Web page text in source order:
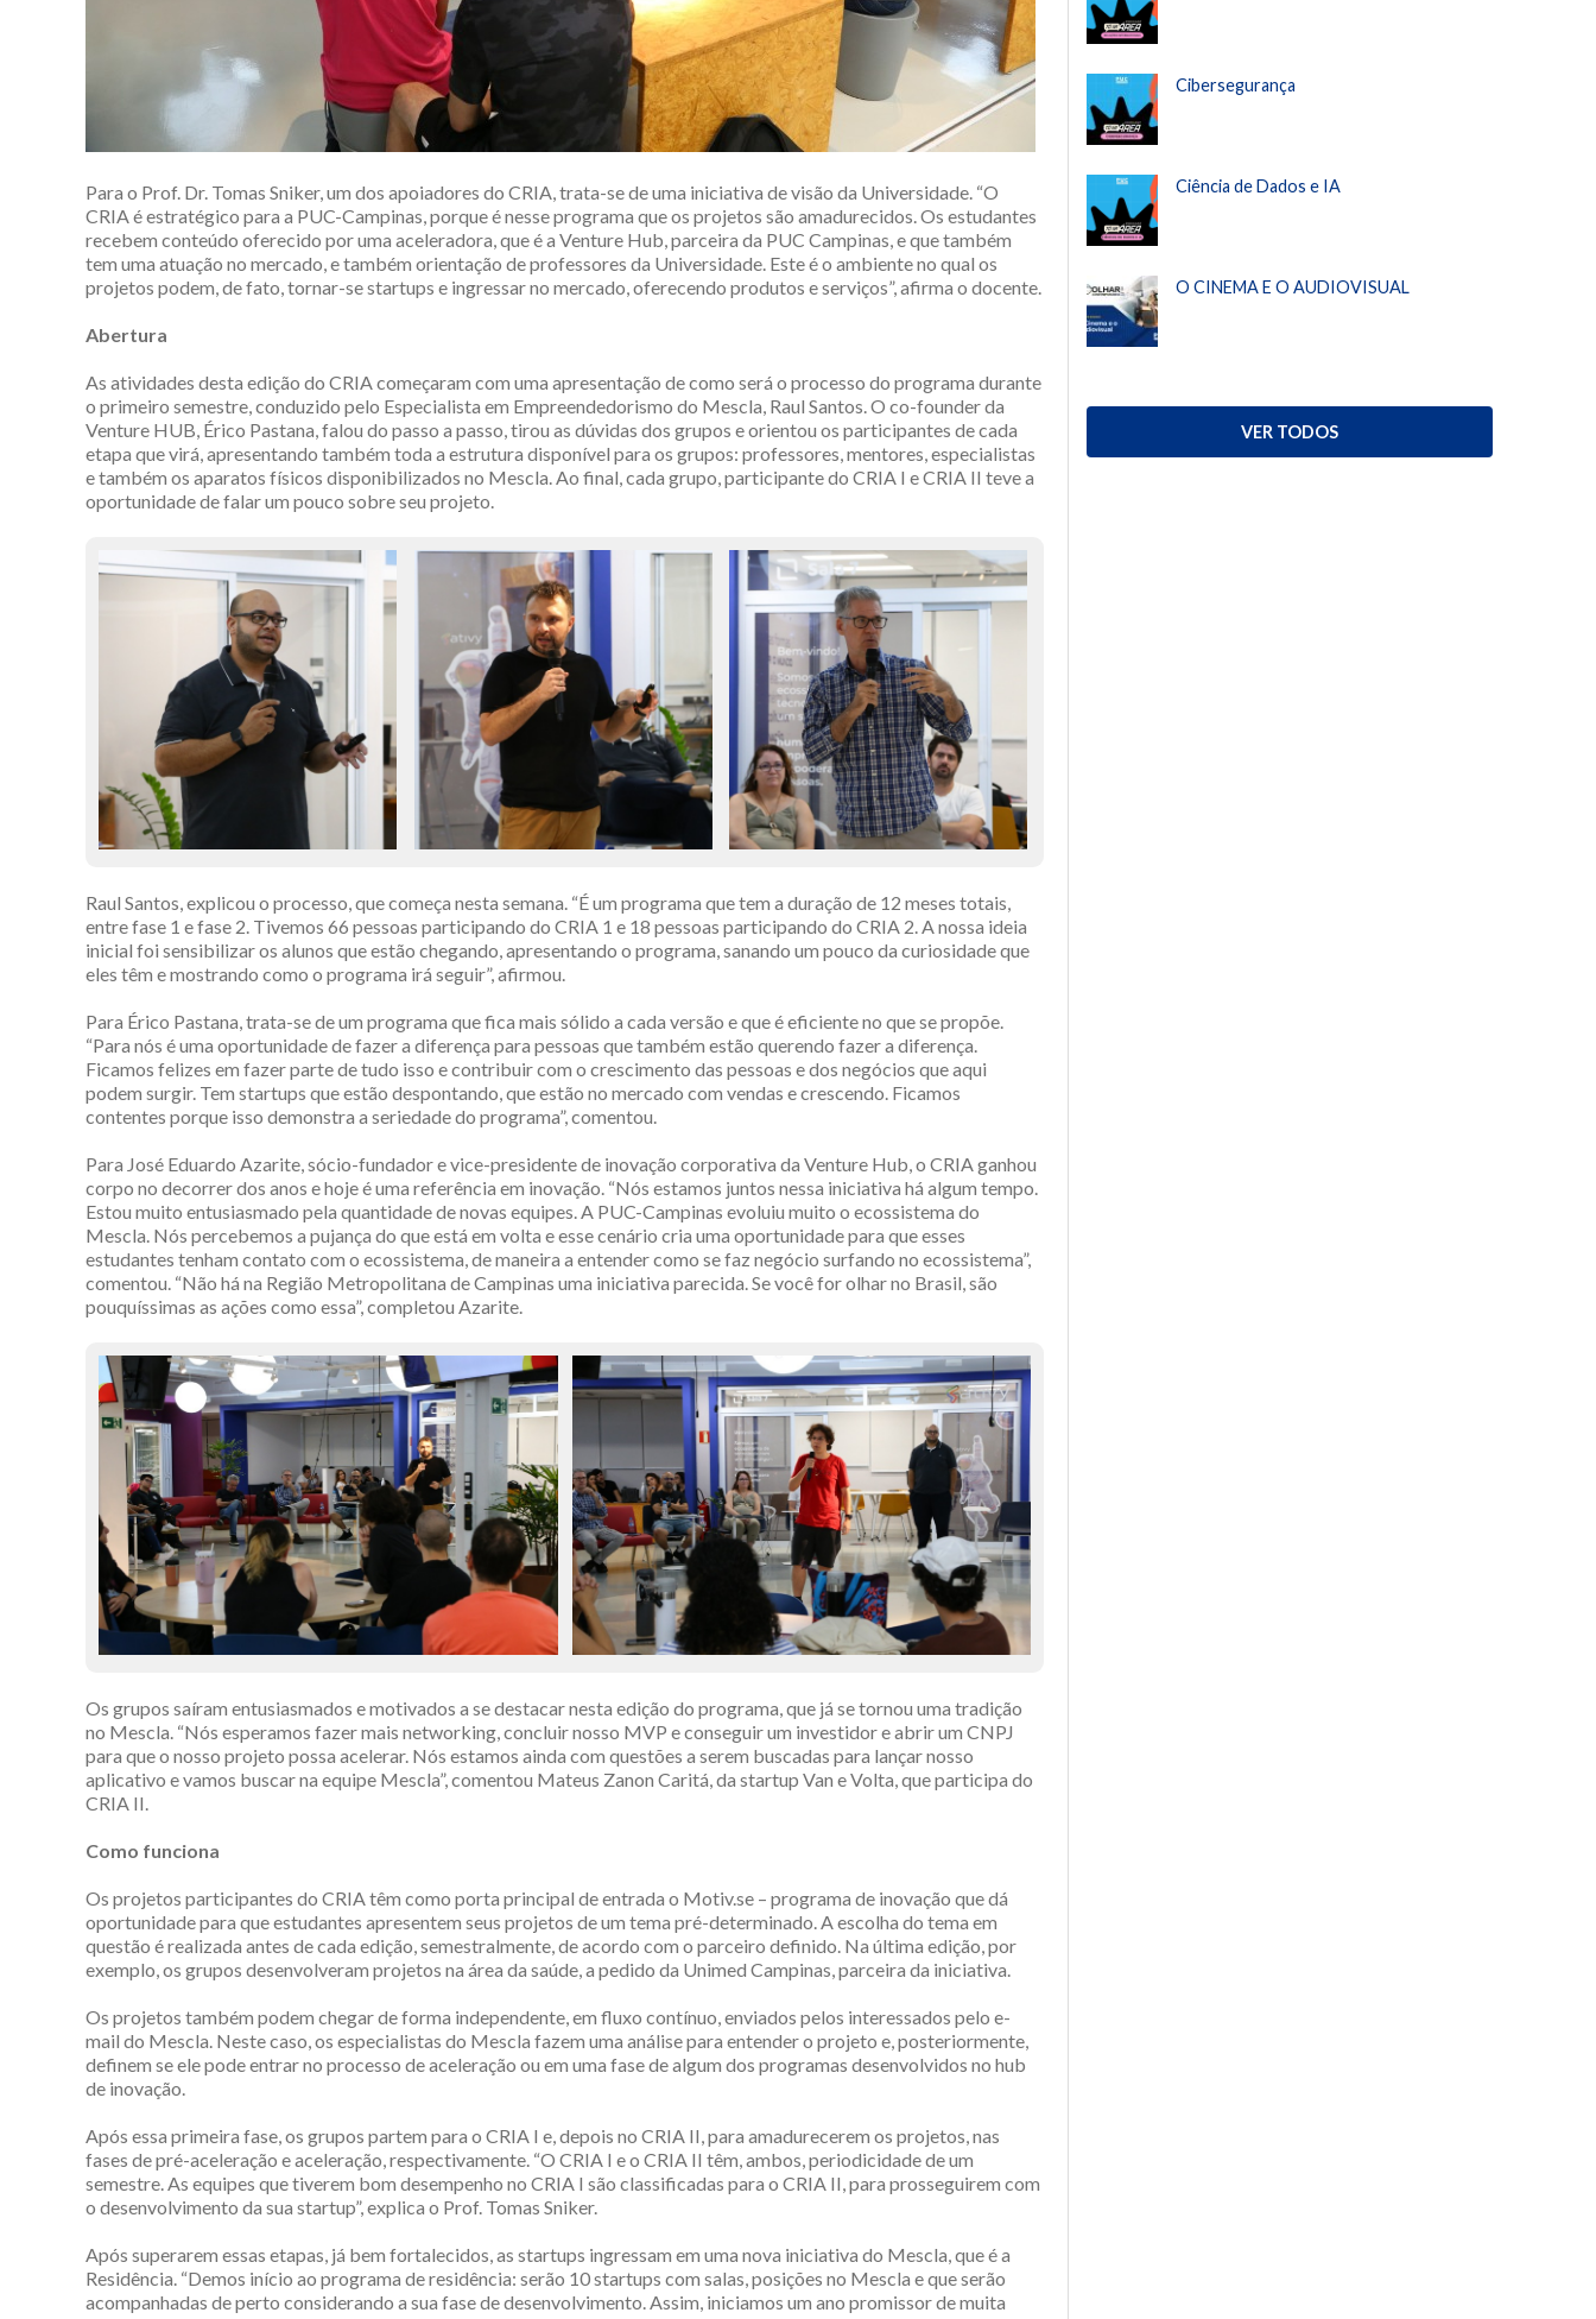
Para o Prof. Dr. Tomas Sniker, um dos apoiadores do CRIA, trata-se de uma iniciativa de visão da Universidade. “O
CRIA é estratégico para a PUC-Campinas, porque é nesse programa que os projetos são amadurecidos. Os estudantes
recebem conteúdo oferecido por uma aceleradora, que é a Venture Hub, parceira da PUC Campinas, e que também
tem uma atuação no mercado, e também orientação de professores da Universidade. Este é o ambiente no qual os
projetos podem, de fato, tornar-se startups e ingressar no mercado, oferecendo produtos e serviços”, afirma o docente.
Abertura
As atividades desta edição do CRIA começaram com uma apresentação de como será o processo do programa durante
o primeiro semestre, conduzido pelo Especialista em Empreendedorismo do Mescla, Raul Santos. O co-founder da
Venture HUB, Érico Pastana, falou do passo a passo, tirou as dúvidas dos grupos e orientou os participantes de cada
etapa que virá, apresentando também toda a estrutura disponível para os grupos: professores, mentores, especialistas
e também os aparatos físicos disponibilizados no Mescla. Ao final, cada grupo, participante do CRIA I e CRIA II teve a
oportunidade de falar um pouco sobre seu projeto.
Raul Santos, explicou o processo, que começa nesta semana. “É um programa que tem a duração de 12 meses totais,
entre fase 1 e fase 2. Tivemos 66 pessoas participando do CRIA 1 e 18 pessoas participando do CRIA 2. A nossa ideia
inicial foi sensibilizar os alunos que estão chegando, apresentando o programa, sanando um pouco da curiosidade que
eles têm e mostrando como o programa irá seguir”, afirmou.
Para Érico Pastana, trata-se de um programa que fica mais sólido a cada versão e que é eficiente no que se propõe.
“Para nós é uma oportunidade de fazer a diferença para pessoas que também estão querendo fazer a diferença.
Ficamos felizes em fazer parte de tudo isso e contribuir com o crescimento das pessoas e dos negócios que aqui
podem surgir. Tem startups que estão despontando, que estão no mercado com vendas e crescendo. Ficamos
contentes porque isso demonstra a seriedade do programa”, comentou.
Para José Eduardo Azarite, sócio-fundador e vice-presidente de inovação corporativa da Venture Hub, o CRIA ganhou
corpo no decorrer dos anos e hoje é uma referência em inovação. “Nós estamos juntos nessa iniciativa há algum tempo.
Estou muito entusiasmado pela quantidade de novas equipes. A PUC-Campinas evoluiu muito o ecossistema do
Mescla. Nós percebemos a pujança do que está em volta e esse cenário cria uma oportunidade para que esses
estudantes tenham contato com o ecossistema, de maneira a entender como se faz negócio surfando no ecossistema”,
comentou. “Não há na Região Metropolitana de Campinas uma iniciativa parecida. Se você for olhar no Brasil, são
pouquíssimas as ações como essa”, completou Azarite.
Os grupos saíram entusiasmados e motivados a se destacar nesta edição do programa, que já se tornou uma tradição
no Mescla. “Nós esperamos fazer mais networking, concluir nosso MVP e conseguir um investidor e abrir um CNPJ
para que o nosso projeto possa acelerar. Nós estamos ainda com questões a serem buscadas para lançar nosso
aplicativo e vamos buscar na equipe Mescla”, comentou Mateus Zanon Caritá, da startup Van e Volta, que participa do
CRIA II.
Como funciona
Os projetos participantes do CRIA têm como porta principal de entrada o Motiv.se – programa de inovação que dá
oportunidade para que estudantes apresentem seus projetos de um tema pré-determinado. A escolha do tema em
questão é realizada antes de cada edição, semestralmente, de acordo com o parceiro definido. Na última edição, por
exemplo, os grupos desenvolveram projetos na área da saúde, a pedido da Unimed Campinas, parceira da iniciativa.
Os projetos também podem chegar de forma independente, em fluxo contínuo, enviados pelos interessados pelo e-
mail do Mescla. Neste caso, os especialistas do Mescla fazem uma análise para entender o projeto e, posteriormente,
definem se ele pode entrar no processo de aceleração ou em uma fase de algum dos programas desenvolvidos no hub
de inovação.
Após essa primeira fase, os grupos partem para o CRIA I e, depois no CRIA II, para amadurecerem os projetos, nas
fases de pré-aceleração e aceleração, respectivamente. “O CRIA I e o CRIA II têm, ambos, periodicidade de um
semestre. As equipes que tiverem bom desempenho no CRIA I são classificadas para o CRIA II, para prosseguirem com
o desenvolvimento da sua startup”, explica o Prof. Tomas Sniker.
Após superarem essas etapas, já bem fortalecidos, as startups ingressam em uma nova iniciativa do Mescla, que é a
Residência. “Demos início ao programa de residência: serão 10 startups com salas, posições no Mescla e que serão
acompanhadas de perto considerando a sua fase de desenvolvimento. Assim, iniciamos um ano promissor de muita
Cibersegurança
Ciência de Dados e IA
O CINEMA E O AUDIOVISUAL
VER TODOS